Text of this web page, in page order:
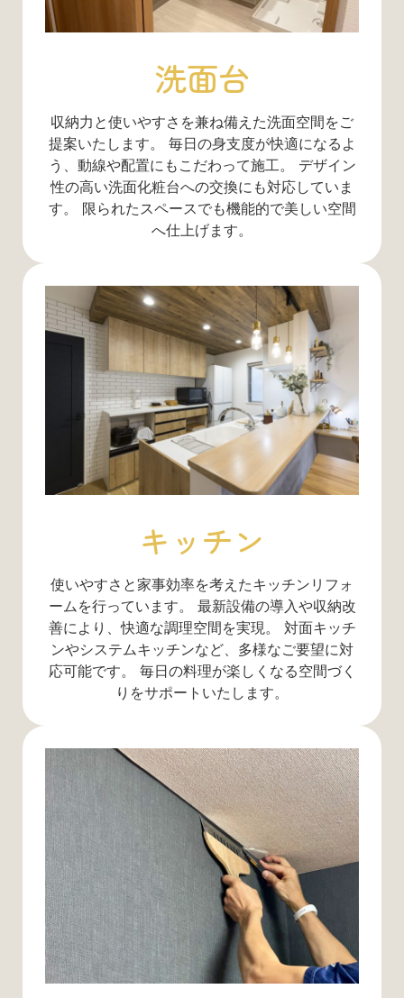
洗面台
収納力と使いやすさを兼ね備えた洗面空間をご
提案いたします。 毎日の身支度が快適になるよ
う、動線や配置にもこだわって施工。 デザイン
性の高い洗面化粧台への交換にも対応していま
す。 限られたスペースでも機能的で美しい空間
へ仕上げます。
キッチン
使いやすさと家事効率を考えたキッチンリフォ
ームを行っています。 最新設備の導入や収納改
善により、快適な調理空間を実現。 対面キッチ
ンやシステムキッチンなど、多様なご要望に対
応可能です。 毎日の料理が楽しくなる空間づく
りをサポートいたします。